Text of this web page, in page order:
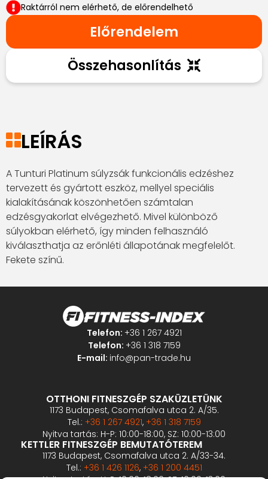
Raktárról nem elérhető, de előrendelhető
Előrendelem
Összehasonlítás
LEÍRÁS
A Tunturi Platinum súlyzsák funkcionális edzéshez
tervezett és gyártott eszköz, mellyel speciális
kialakításának köszönhetően számtalan
edzésgyakorlat elvégezhető. Mivel különböző
súlyokban elérhető, így minden felhasználó
kiválaszthatja az erőnléti állapotának megfelelőt.
Fekete színű.
Telefon: +36 1 267 4921
Telefon: +36 1 318 7159
E-mail: info@pan-trade.hu
OTTHONI FITNESZGÉP SZAKÜZLETÜNK
1173 Budapest, Csomafalva utca 2. A/35.
Tel.: +36 1 267 4921, +36 1 318 7159
Nyitva tartás: H-P: 10:00-18:00, SZ: 10:00-13:00
KETTLER FITNESZGÉP BEMUTATÓTEREM
1173 Budapest, Csomafalva utca 2. A/33-34.
Tel.: +36 1 426 1126, +36 1 200 4451